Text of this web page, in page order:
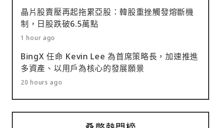
晶片股賣壓再起拖累亞股：韓股重挫觸發熔斷機
制，日股跌破6.5萬點
1 hour ago
BingX 任命 Kevin Lee 為首席策略長，加速推進
多資產、以用戶為核心的發展願景
20 hours ago